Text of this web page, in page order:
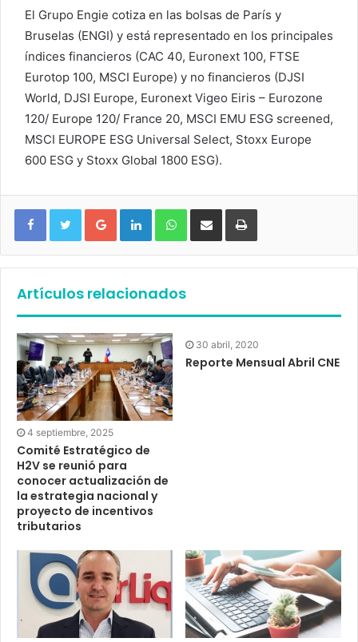
El Grupo Engie cotiza en las bolsas de París y
Bruselas (ENGI) y está representado en los principales
índices financieros (CAC 40, Euronext 100, FTSE
Eurotop 100, MSCI Europe) y no financieros (DJSI
World, DJSI Europe, Euronext Vigeo Eiris – Eurozone
120/ Europe 120/ France 20, MSCI EMU ESG screened,
MSCI EUROPE ESG Universal Select, Stoxx Europe
600 ESG y Stoxx Global 1800 ESG).
Google+ LinkedIn WhatsApp
Artículos relacionados
4 septiembre, 2025
Comité Estratégico de
H2V se reunió para
conocer actualización de
la estrategia nacional y
proyecto de incentivos
tributarios
30 abril, 2020
Reporte Mensual Abril CNE